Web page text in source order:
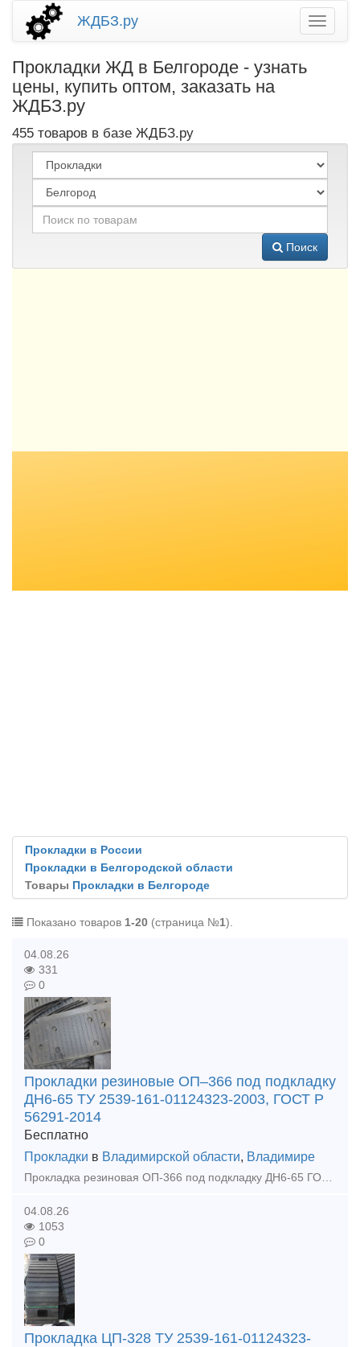
ЖДБЗ.ру
Прокладки ЖД в Белгороде - узнать
цены, купить оптом, заказать на
ЖДБЗ.ру
455 товаров в базе ЖДБЗ.ру
Поиск
Прокладки в России
Прокладки в Белгородской области
Товары Прокладки в Белгороде
Показано товаров 1-20 (страница №1).
04.08.26
331
0
Прокладки резиновые ОП–366 под подкладку
ДН6-65 ТУ 2539-161-01124323-2003, ГОСТ Р
56291-2014
Бесплатно
Прокладки в Владимирской области, Владимире
Прокладка резиновая ОП-366 под подкладку ДН6-65 ГОСТ Р 56291-2014,из наличия. ТУ 2539-161-01124323-2003 Прокладка резиновая ОП-366 под подкладку применяется в качестве амортизатора между шпалой дере
04.08.26
1053
0
Прокладка ЦП-328 ТУ 2539-161-01124323-